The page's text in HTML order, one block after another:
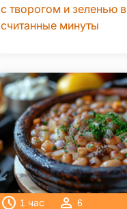
с творогом и зеленью в
считанные минуты
1 час 6